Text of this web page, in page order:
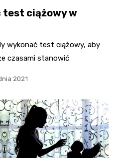
test ciążowy w
wykonać test ciążowy, aby
czasami stanowić
2021